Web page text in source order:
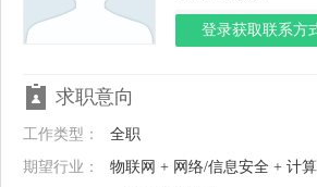
登录获取联系方
求职意向
工作类型： 全职
期望行业：
物联网 + 网络/信息安全 + 计